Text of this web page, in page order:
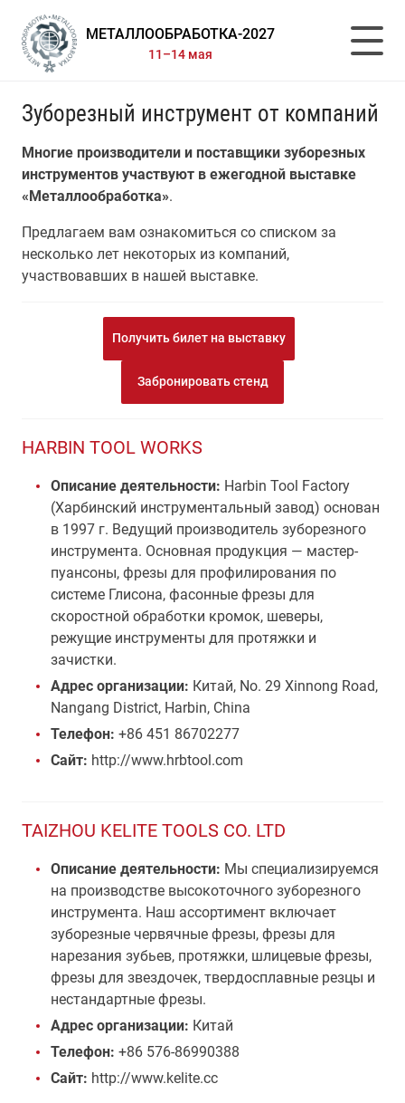
МЕТАЛЛООБРАБОТКА-2027
11–14 мая
Зуборезный инструмент от компаний
Многие производители и поставщики зуборезных
инструментов участвуют в ежегодной выставке
«Металлообработка».
Предлагаем вам ознакомиться со списком за
несколько лет некоторых из компаний,
участвовавших в нашей выставке.
Получить билет на выставку
Забронировать стенд
HARBIN TOOL WORKS
Описание деятельности: Harbin Tool Factory
(Харбинский инструментальный завод) основан
в 1997 г. Ведущий производитель зуборезного
инструмента. Основная продукция — мастер-
пуансоны, фрезы для профилирования по
системе Глисона, фасонные фрезы для
скоростной обработки кромок, шеверы,
режущие инструменты для протяжки и
зачистки.
Адрес организации: Китай, No. 29 Xinnong Road,
Nangang District, Harbin, China
Телефон: +86 451 86702277
Сайт: http://www.hrbtool.com
TAIZHOU KELITE TOOLS CO. LTD
Описание деятельности: Мы специализируемся
на производстве высокоточного зуборезного
инструмента. Наш ассортимент включает
зуборезные червячные фрезы, фрезы для
нарезания зубьев, протяжки, шлицевые фрезы,
фрезы для звездочек, твердосплавные резцы и
нестандартные фрезы.
Адрес организации: Китай
Телефон: +86 576-86990388
Сайт: http://www.kelite.cc